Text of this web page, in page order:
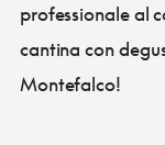
professionale al
cantina con
Montefalco!